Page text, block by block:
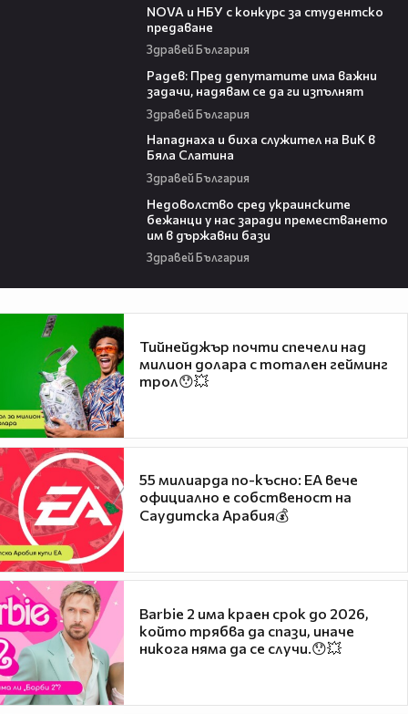
NOVA и НБУ с конкурс за студентско
предаване
Здравей България
Радев: Пред депутатите има важни
задачи, надявам се да ги изпълнят
Здравей България
Нападнаха и биха служител на ВиК в
Бяла Слатина
Здравей България
Недоволство сред украинските
бежанци у нас заради преместването
им в държавни бази
Здравей България
Тийнейджър почти спечели над
милион долара с тотален гейминг
трол😯💥
55 милиарда по-късно: EA вече
официално е собственост на
Саудитска Арабия💰
Barbie 2 има краен срок до 2026,
който трябва да спази, иначе
никога няма да се случи.😯💥